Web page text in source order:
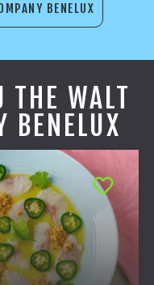
BENELUX
THE WALT
BENELUX